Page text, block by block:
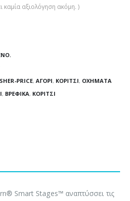
καμία αξιολόγηση ακόμη. )
PRICE, ΑΓΌΡΙ, ΚΟΡΊΤΣΙ, ΟΧΉΜΑΤΑ
, ΒΡΕΦΙΚΆ, ΚΟΡΊΤΣΙ
Smart Stages™ αναπτύσσει τις